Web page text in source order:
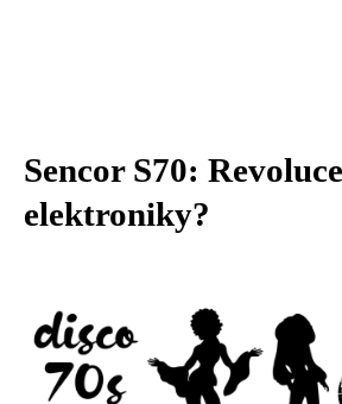
Sencor S70:
elektroniky?